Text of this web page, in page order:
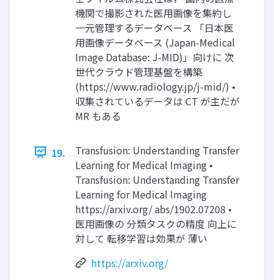
機関で撮影された医⽤画像を集約し
⼀元管理するデータベース 「⽇本医
⽤画像データベース (Japan-Medical
Image Database: J-MID)」向けに 次
世代クラウド管理基盤を構築
(https://www.radiology.jp/j-mid/) •
収集されているデータは CT が主だが
MR もある
19.
Transfusion: Understanding Transfer
Learning for Medical Imaging •
Transfusion: Understanding Transfer
Learning for Medical Imaging
https://arxiv.org/ abs/1902.07208 •
医⽤画像の 分類タスクの精度 向上に
対して 転移学習は効果が 薄い
https://arxiv.org/